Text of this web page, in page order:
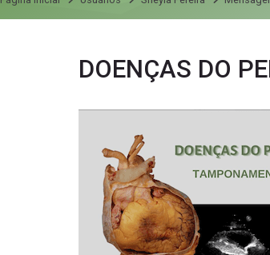
Mensagens do blog
DOENÇAS DO